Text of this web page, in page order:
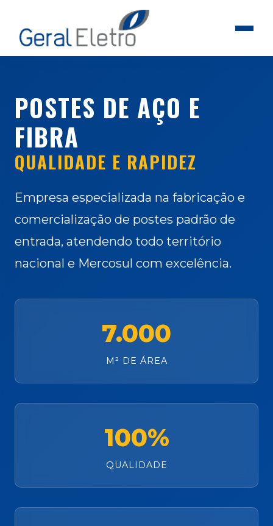
POSTES DE AÇO E
FIBRA
QUALIDADE E RAPIDEZ
Empresa especializada na fabricação e
comercialização de postes padrão de
entrada, atendendo todo território
nacional e Mercosul com excelência.
7.000
M² DE ÁREA
100%
QUALIDADE